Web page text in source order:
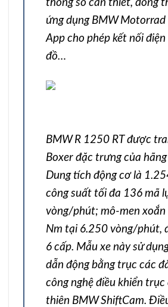
thông số cần thiết, đồng
ứng dụng BMW Motorrad
App cho phép kết nối
đồ…
BMW R 1250 RT được
Boxer đặc trưng của
Dung tích động cơ là
công suất tối đa 136 mã
vòng/phút; mô-men
Nm tại 6.250 vòng/phút,
6 cấp. Mẫu xe này sử
dẫn động bằng trục các
công nghệ điều khiển trục
thiên BMW ShiftCam.